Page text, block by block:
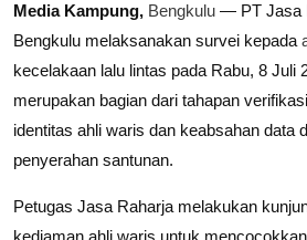
Media Kampung, Bengkulu — PT Jasa
Bengkulu melaksanakan survei kepada
kecelakaan lalu lintas pada Rabu, 8 Juli
merupakan bagian dari tahapan
identitas ahli waris dan keabsahan data
penyerahan santunan.
Petugas Jasa Raharja melakukan
kediaman ahli waris untuk